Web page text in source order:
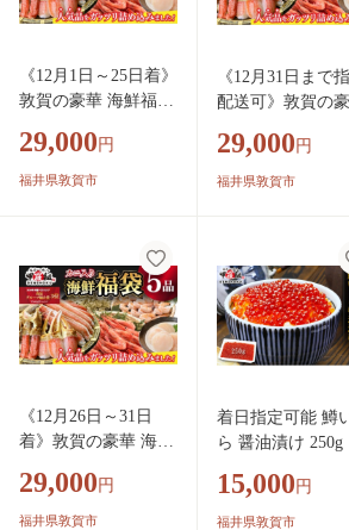
ほたて 帆立 甘えび
選】
立 甘えび イクラ
《12月1日～25日着》
敦賀の豪華 海鮮福袋
【生ズワイポーショ
ン むきえびホタテ
海鮮 魚介 魚 カニ か
に えび エビ ほたて
帆立 甘えび 冷凍 甲
羅組 人気 厳選】
29,000 円
福井県敦賀市
《12月31日まで
配送可》敦賀の
01_(20)-h] 【生ズ
イポーション む
ット 海鮮 魚介 魚
ニ かに えび エ
たて 帆立 甘えび
凍 甲羅組 人気 厳
選】
29,000 円
福井県敦賀市
《12月26日～31日
着》敦賀の豪華 海鮮
(20)-b] 【生ズワイポ
ーション むきえびホ
29,000 円
福井県敦賀市
着日指定可能 鱒
ら 醤油漬け 250g
ますいくら 魚卵
魚介類 いくら丼
15,000 円
福井県敦賀市